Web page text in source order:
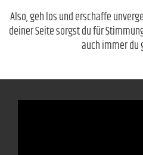
Also, geh los und erschaffe
deiner Seite sorgst du für
auch immer du